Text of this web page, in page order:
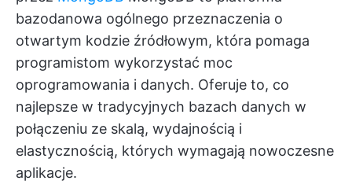
bazodanowa ogólnego przeznaczenia o
otwartym kodzie źródłowym, która pomaga
programistom wykorzystać moc
oprogramowania i danych. Oferuje to, co
najlepsze w tradycyjnych bazach danych w
połączeniu ze skalą, wydajnością i
elastycznością, których wymagają nowoczesne
aplikacje.